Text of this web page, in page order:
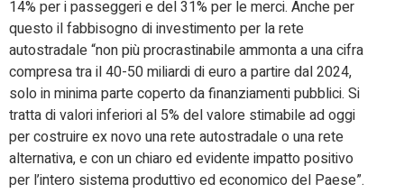
14% per i passeggeri e del 31% per le merci. Anche per
questo il fabbisogno di investimento per la rete
autostradale “non più procrastinabile ammonta a una cifra
compresa tra il 40-50 miliardi di euro a partire dal 2024,
solo in minima parte coperto da finanziamenti pubblici. Si
tratta di valori inferiori al 5% del valore stimabile ad oggi
per costruire ex novo una rete autostradale o una rete
alternativa, e con un chiaro ed evidente impatto positivo
per l’intero sistema produttivo ed economico del Paese”.